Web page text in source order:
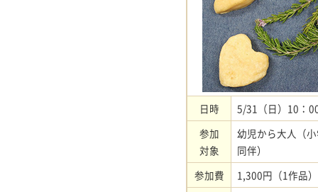
日時
5/31（日）10：
参加
対象
幼児から大人（
同伴）
参加費
1,300円（1作品）